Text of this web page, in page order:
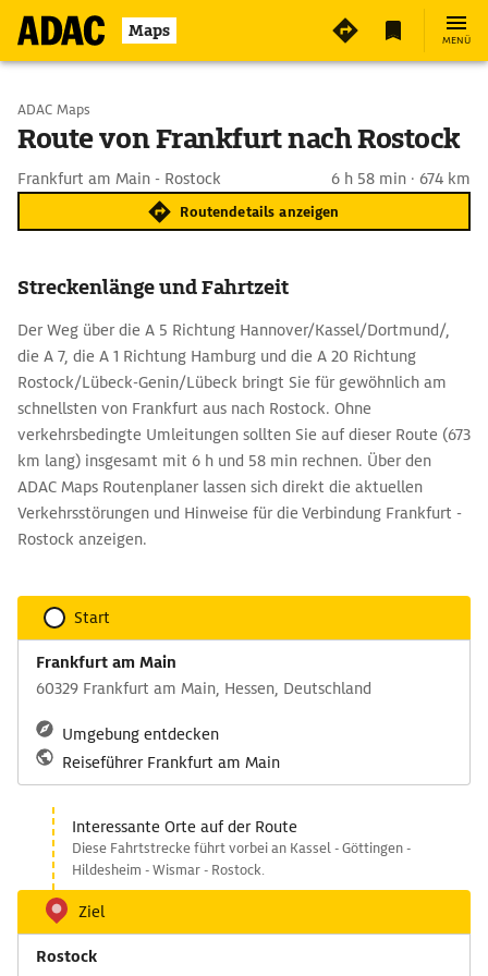
Maps MENÜ
Start wählen
ADAC Maps
Route von Frankfurt nach Rostock
Frankfurt am Main - Rostock 6 h 58 min · 674 km
Routendetails anzeigen
Streckenlänge und Fahrtzeit
Der Weg über die A 5 Richtung Hannover/Kassel/Dortmund/,
die A 7, die A 1 Richtung Hamburg und die A 20 Richtung
Rostock/Lübeck-Genin/Lübeck bringt Sie für gewöhnlich am
schnellsten von Frankfurt aus nach Rostock. Ohne
verkehrsbedingte Umleitungen sollten Sie auf dieser Route (673
km lang) insgesamt mit 6 h und 58 min rechnen. Über den
ADAC Maps Routenplaner lassen sich direkt die aktuellen
Verkehrsstörungen und Hinweise für die Verbindung Frankfurt -
Rostock anzeigen.
Start
Frankfurt am Main
60329 Frankfurt am Main, Hessen, Deutschland
Umgebung entdecken
Reiseführer Frankfurt am Main
Interessante Orte auf der Route
Diese Fahrtstrecke führt vorbei an Kassel - Göttingen -
Hildesheim - Wismar - Rostock.
Ziel
Rostock